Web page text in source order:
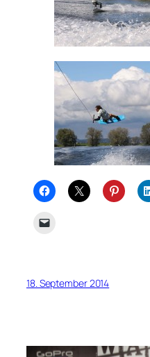
18. September 2014